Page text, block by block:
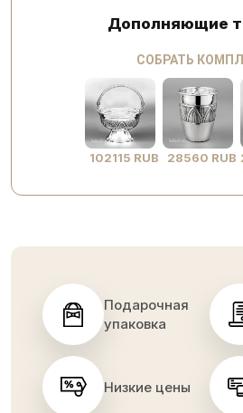
Дополняющие
СОБРАТЬ
102115 RUB 28560 RUB
Подарочная
упаковка
Низкие цены